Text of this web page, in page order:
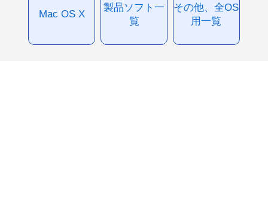
Mac OS X
製品ソフト一
覧
その他、全OS
用一覧